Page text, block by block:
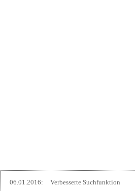
06.01.2016: Verbesserte Suchfunktion